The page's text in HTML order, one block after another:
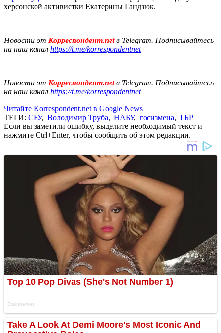
херсонской активистки Екатерины Гандзюк.
Новости от Корреспондент.netв Telegram. Подписывайтесь
на наш канал https://t.me/korrespondentnet
Новости от Корреспондент.netв Telegram. Подписывайтесь
на наш канал https://t.me/korrespondentnet
Читайте Korrespondent.net в Google News
ТЕГИ: СБУ, Володимир Труба, НАБУ, госизмена, ГБР
Если вы заметили ошибку, выделите необходимый текст и
нажмите Ctrl+Enter, чтобы сообщить об этом редакции.